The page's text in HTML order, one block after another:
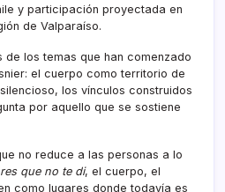
y participación proyectada en
de Valparaíso.
los temas que han comenzado
el cuerpo como territorio de
los vínculos construidos
por aquello que se sostiene
no reduce a las personas a lo
que no te di, el cuerpo, el
como lugares donde todavía es